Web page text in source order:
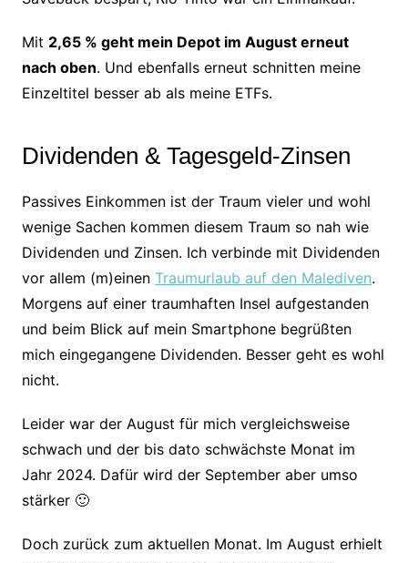
Mit 2,65 % geht mein Depot im August erneut
nach oben. Und ebenfalls erneut schnitten meine
Einzeltitel besser ab als meine ETFs.
Dividenden & Tagesgeld-Zinsen
Passives Einkommen ist der Traum vieler und wohl
wenige Sachen kommen diesem Traum so nah wie
Dividenden und Zinsen. Ich verbinde mit Dividenden
vor allem (m)einen Traumurlaub auf den Malediven.
Morgens auf einer traumhaften Insel aufgestanden
und beim Blick auf mein Smartphone begrüßten
mich eingegangene Dividenden. Besser geht es wohl
nicht.
Leider war der August für mich vergleichsweise
schwach und der bis dato schwächste Monat im
Jahr 2024. Dafür wird der September aber umso
stärker 🙂
Doch zurück zum aktuellen Monat. Im August erhielt